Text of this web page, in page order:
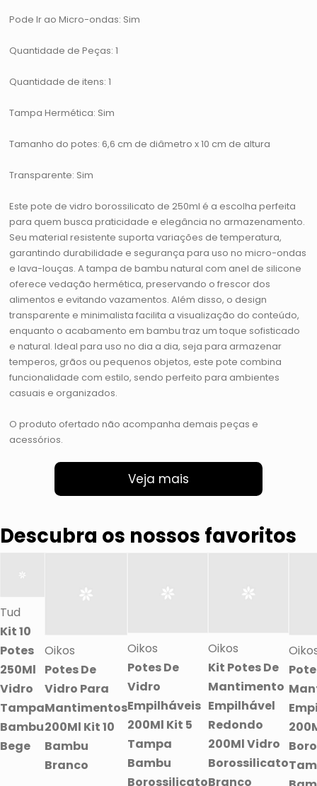
Pode Ir ao Micro-ondas: Sim
Quantidade de Peças: 1
Quantidade de itens: 1
Tampa Hermética: Sim
Tamanho do potes: 6,6 cm de diâmetro x 10 cm de altura
Transparente: Sim
Este pote de vidro borossilicato de 250ml é a escolha perfeita
para quem busca praticidade e elegância no armazenamento.
Seu material resistente suporta variações de temperatura,
garantindo durabilidade e segurança para uso no micro-ondas
e lava-louças. A tampa de bambu natural com anel de silicone
oferece vedação hermética, preservando o frescor dos
alimentos e evitando vazamentos. Além disso, o design
transparente e minimalista facilita a visualização do conteúdo,
enquanto o acabamento em bambu traz um toque sofisticado
e natural. Ideal para uso no dia a dia, seja para armazenar
temperos, grãos ou pequenos objetos, este pote combina
funcionalidade com estilo, sendo perfeito para ambientes
casuais e organizados.
O produto ofertado não acompanha demais peças e
acessórios.
Veja mais
Descubra os nossos favoritos
Tud
Kit 10
Potes
250Ml
Vidro
Tampa
Bambu
Bege
Oikos
Potes De
Vidro Para
Mantimentos
200Ml Kit 10
Bambu
Branco
Oikos
Potes De
Vidro
Empilháveis
200Ml Kit 5
Tampa
Bambu
Borossilicato
Oikos
Kit Potes De
Mantimento
Empilhável
Redondo
200Ml Vidro
Borossilicato
Branco